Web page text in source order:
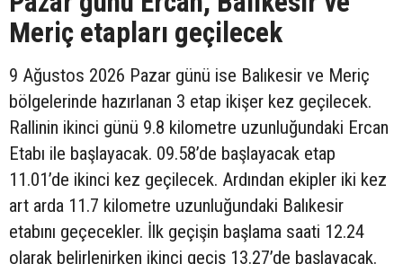
Meriç etapları geçilecek
9 Ağustos 2026 Pazar günü ise Balıkesir ve Meriç
bölgelerinde hazırlanan 3 etap ikişer kez geçilecek.
Rallinin ikinci günü 9.8 kilometre uzunluğundaki Ercan
Etabı ile başlayacak. 09.58’de başlayacak etap
11.01’de ikinci kez geçilecek. Ardından ekipler iki kez
art arda 11.7 kilometre uzunluğundaki Balıkesir
etabını geçecekler. İlk geçişin başlama saati 12.24
olarak belirlenirken ikinci geçiş 13.27’de başlayacak.